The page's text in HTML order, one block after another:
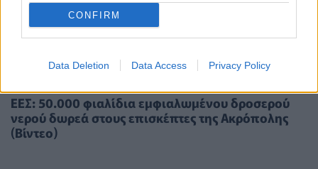
CONFIRM
Data Deletion Data Access Privacy Policy
ΕΕΣ: 50.000 φιαλίδια εμφιαλωμένου δροσερού
νερού δωρεά στους επισκέπτες της Ακρόπολης
(Βίντεο)